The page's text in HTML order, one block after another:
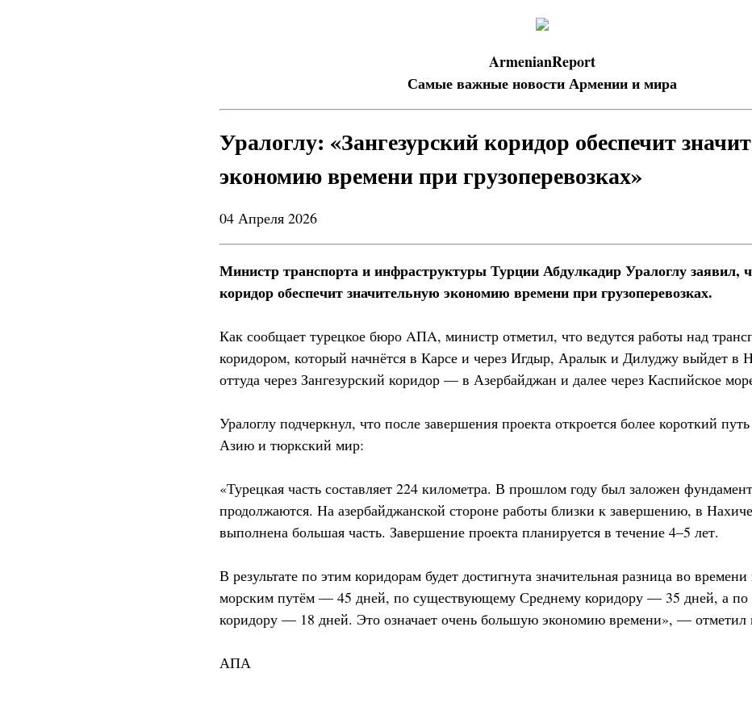
ArmenianReport
Самые важные новости Армении и мира
Уралоглу: «Зангезурский коридор обеспечит
экономию времени при грузоперевозках»
04 Апреля 2026
Министр транспорта и инфраструктуры Турции Абдулкадир Уралоглу заявил,
коридор обеспечит значительную экономию времени при грузоперевозках.
Как сообщает турецкое бюро AПA, министр отметил, что ведутся работы над
коридором, который начнётся в Карсе и через Игдыр, Аралык и Дилуджу выйдет в
оттуда через Зангезурский коридор — в Азербайджан и далее через Каспийское
Уралоглу подчеркнул, что после завершения проекта откроется более короткий
Азию и тюркский мир:
«Турецкая часть составляет 224 километра. В прошлом году был заложен
продолжаются. На азербайджанской стороне работы близки к завершению, в
выполнена большая часть. Завершение проекта планируется в течение 4–5 лет.
В результате по этим коридорам будет достигнута значительная разница во времени
морским путём — 45 дней, по существующему Среднему коридору — 35 дней, а
коридору — 18 дней. Это означает очень большую экономию времени», — отметил
АПА